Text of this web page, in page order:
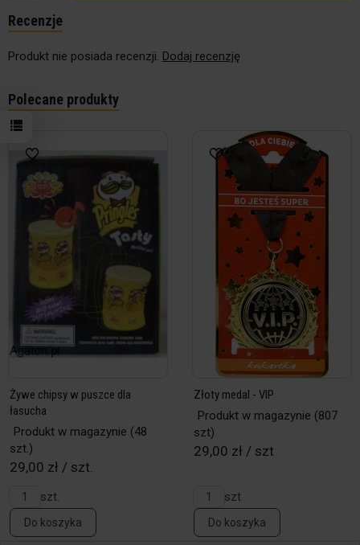
Recenzje
Produkt nie posiada recenzji. Dodaj recenzję
Polecane produkty
Żywe chipsy w puszce dla
łasucha
Produkt w magazynie (48
szt.)
29,00 zł / szt.
szt.
Do koszyka
Złoty medal - VIP
Produkt w magazynie (807
szt)
29,00 zł / szt
szt
Do koszyka